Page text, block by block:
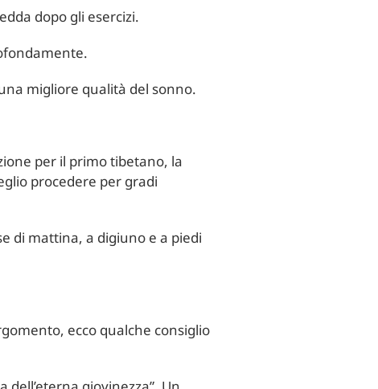
dopo gli esercizi.
migliore qualità del sonno.
per il primo tibetano, la
procedere per gradi
di mattina, a digiuno e a piedi
ecco qualche consiglio